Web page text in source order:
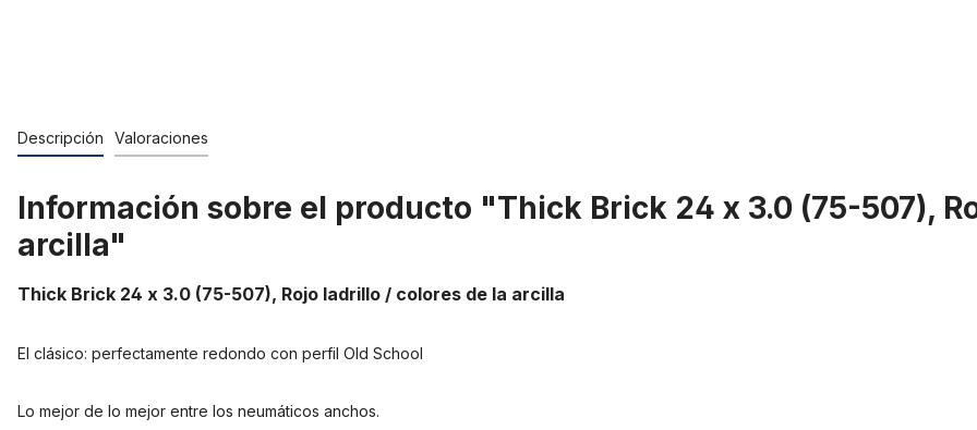
Descripción Valoraciones
Información sobre el producto "Thick Brick 24 x 3.0 (75-507),
arcilla"
Thick Brick 24 x 3.0 (75-507), Rojo ladrillo / colores de la arcilla
El clásico: perfectamente redondo con perfil Old School
Lo mejor de lo mejor entre los neumáticos anchos.